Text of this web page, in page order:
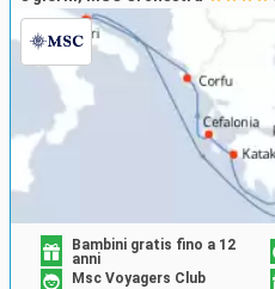
Bambini gratis fino a 12
anni
Msc Voyagers Club